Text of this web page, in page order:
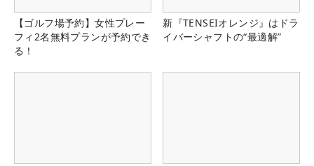
【ゴルフ場予約】女性プレー
フィ2名無料プランが予約でき
る！
新『TENSEIオレンジ』はドラ
イバーシャフトの“最適解”